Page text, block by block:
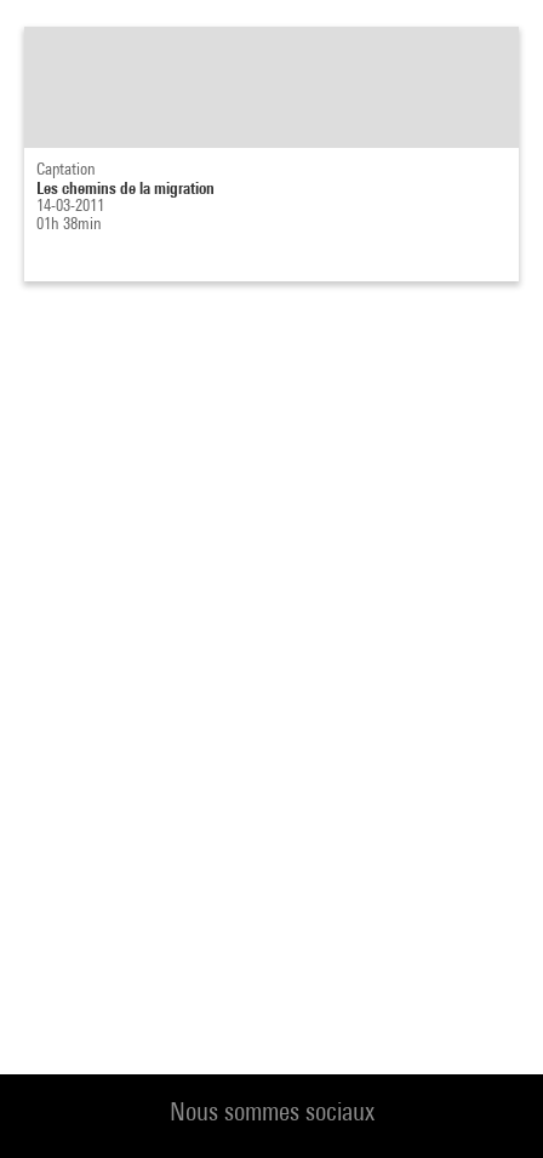
Captation
Les chemins de la migration
14-03-2011
01h 38min
Nous sommes sociaux